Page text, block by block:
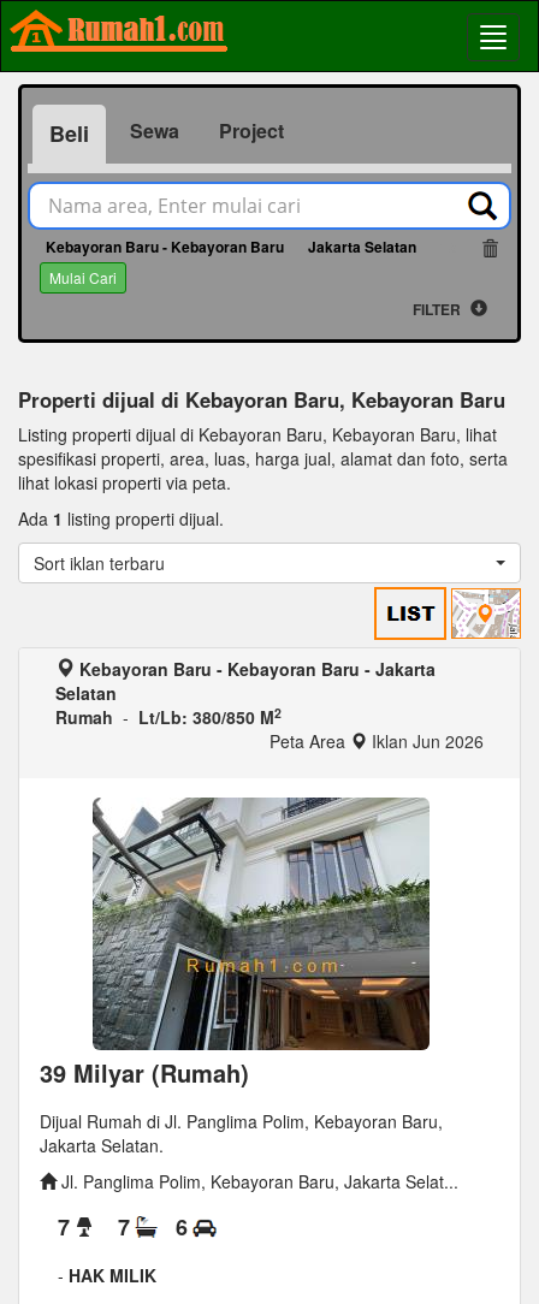
Beli Sewa Project
Kebayoran Baru - Kebayoran Baru Jakarta Selatan
Mulai Cari
FILTER
Properti dijual di Kebayoran Baru, Kebayoran Baru
Listing properti dijual di Kebayoran Baru, Kebayoran Baru, lihat
spesifikasi properti, area, luas, harga jual, alamat dan foto, serta
lihat lokasi properti via peta.
Ada 1 listing properti dijual.
Sort iklan terbaru
Kebayoran Baru - Kebayoran Baru - Jakarta
Selatan
Rumah - Lt/Lb: 380/850 M2
Peta Area Iklan Jun 2026
39 Milyar (Rumah)
Dijual Rumah di Jl. Panglima Polim, Kebayoran Baru,
Jakarta Selatan.
Jl. Panglima Polim, Kebayoran Baru, Jakarta Selat...
7 7 6
- HAK MILIK